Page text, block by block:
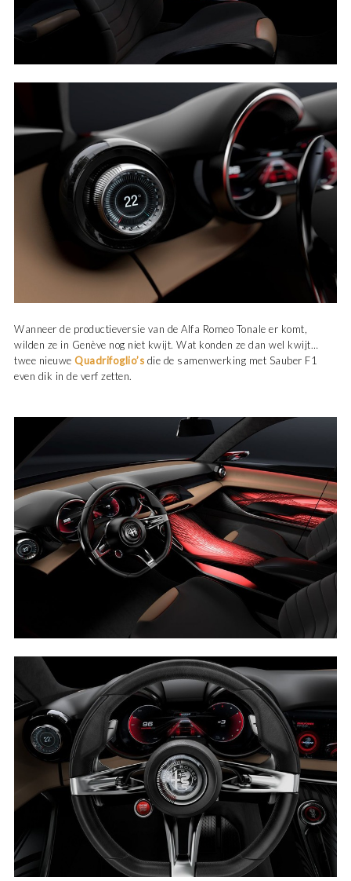
Wanneer de productieversie van de Alfa Romeo Tonale er komt,
wilden ze in Genève nog niet kwijt. Wat konden ze dan wel kwijt…
twee nieuwe Quadrifoglio’s die de samenwerking met Sauber F1
even dik in de verf zetten.